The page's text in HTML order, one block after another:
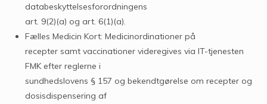
databeskyttelsesforordningens
art. 9(2)(a) og art. 6(1)(a).
Fælles Medicin Kort: Medicinordinationer på
recepter samt vaccinationer videregives via IT-tjenesten
FMK efter reglerne i
sundhedslovens § 157 og bekendtgørelse om recepter og
dosisdispensering af